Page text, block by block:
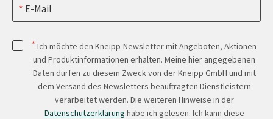
E-Mail
* Ich möchte den Kneipp-Newsletter mit Angeboten, Aktionen
und Produktinformationen erhalten. Meine hier angegebenen
Daten dürfen zu diesem Zweck von der Kneipp GmbH und mit
dem Versand des Newsletters beauftragten Dienstleistern
verarbeitet werden. Die weiteren Hinweise in der
Datenschutzerklärung habe ich gelesen. Ich kann diese